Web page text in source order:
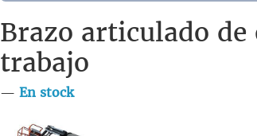
Brazo articulado
trabajo
— En stock